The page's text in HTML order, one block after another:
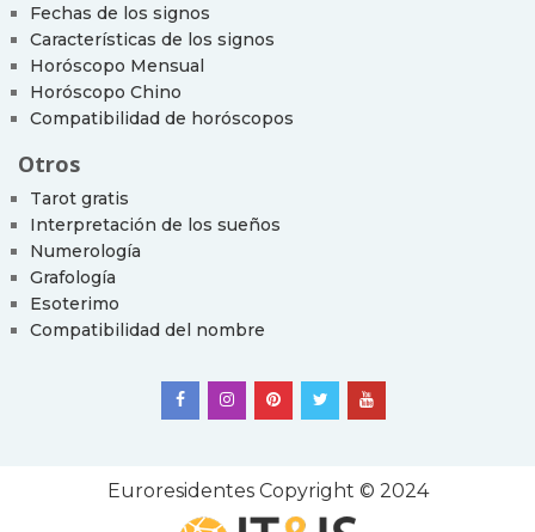
Fechas de los signos
Características de los signos
Horóscopo Mensual
Horóscopo Chino
Compatibilidad de horóscopos
Otros
Tarot gratis
Interpretación de los sueños
Numerología
Grafología
Esoterimo
Compatibilidad del nombre
EuroresidentesCopyright © 2024